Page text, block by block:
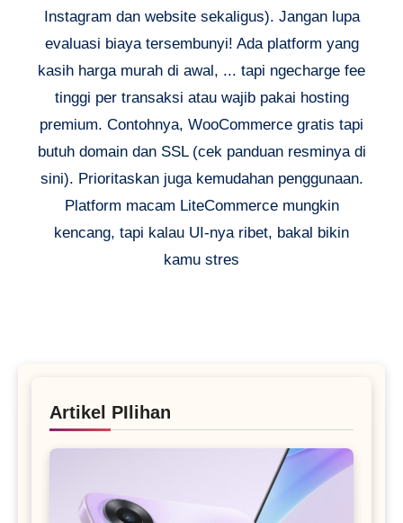
Instagram dan website sekaligus). Jangan lupa
evaluasi biaya tersembunyi! Ada platform yang
kasih harga murah di awal, ... tapi ngecharge fee
tinggi per transaksi atau wajib pakai hosting
premium. Contohnya, WooCommerce gratis tapi
butuh domain dan SSL (cek panduan resminya di
sini). Prioritaskan juga kemudahan penggunaan.
Platform macam LiteCommerce mungkin
kencang, tapi kalau UI-nya ribet, bakal bikin
kamu stres
Artikel PIlihan